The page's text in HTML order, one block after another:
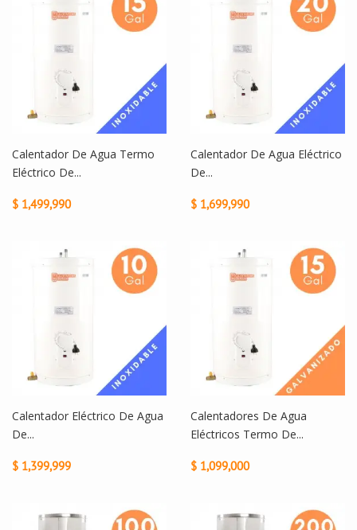
Calentador De Agua Termo
Eléctrico De...
$ 1,499,990
Calentador De Agua Eléctrico
De...
$ 1,699,990
Calentador Eléctrico De Agua
De...
$ 1,399,999
Calentadores De Agua
Eléctricos Termo De...
$ 1,099,000